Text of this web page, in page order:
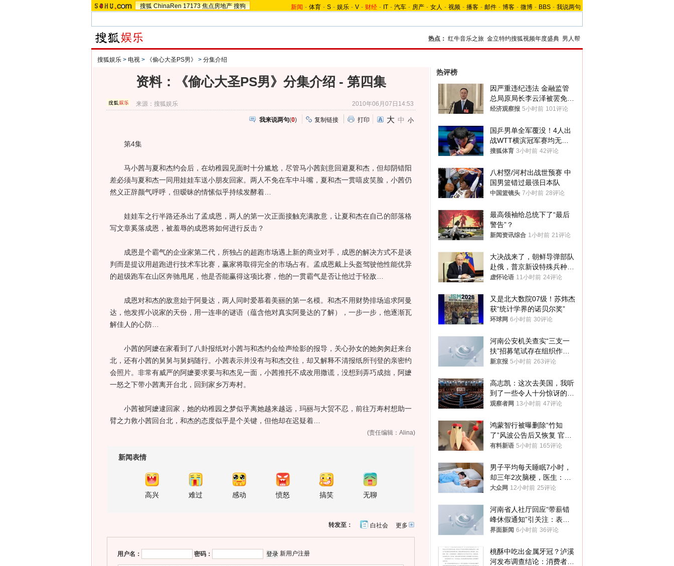
搜狐 ChinaRen 17173 焦点房地产 搜狗 新闻 - 体育 - S - 娱乐 - V - 财经 - IT - 汽车 - 房产 - 女人 - 视频 - 播客 - 邮件 - 博客 - 微博 - BBS - 我说两句
热点： 红牛音乐之旅 金立特约搜狐视频年度盛典 男人帮
搜狐娱乐 > 电视 > 《偷心大圣PS男》 > 分集介绍
资料：《偷心大圣PS男》分集介绍 - 第四集
来源：搜狐娱乐 2010年06月07日14:53
我来说两句(0) 复制链接 打印 大 中 小
第4集
马小茜与夏和杰约会后，在幼稚园见面时十分尴尬，尽管马小茜刻意回避夏和杰，但却阴错阳
差必须与夏和杰一同用娃娃车送小朋友回家。两人不免在车中斗嘴，夏和杰一贯嘻皮笑脸，小茜仍
然义正辞颜气呼呼，但暧昧的情愫似乎持续发酵着…
娃娃车之行半路还杀出了孟成恩，两人的第一次正面接触充满敌意，让夏和杰在自己的部落格
写文章奚落成恩，被羞辱的成恩将如何进行反击？
成恩是个霸气的企业家第二代，所独占的超跑市场遇上新的商业对手，成恩的解决方式不是谈
判而是提议用超跑进行技术车比赛，赢家将取得完全的市场占有。孟成恩戴上头盔驾驶他性能优异
的超级跑车在山区奔驰甩尾，他是否能赢得这项比赛，他的一贯霸气是否让他过于轻敌…
成恩对和杰的敌意始于阿曼达，两人同时爱慕着美丽的第一名模。和杰不用财势排场追求阿曼
达，他发挥小说家的天份，用一连串的谜语（蕴含他对真实阿曼达的了解），一步一步，他逐渐瓦
解佳人的心防…
小茜的阿嬷在家看到了八卦报纸对小茜与和杰约会绘声绘影的报导，关心孙女的她匆匆赶来台
北，还有小茜的舅舅与舅妈随行。小茜表示并没有与和杰交往，却又解释不清报纸所刊登的亲密约
会照片。非常有威严的阿嬷要求要与和杰见一面，小茜推托不成改用撒谎，没想到弄巧成拙，阿嬷
一怒之下带小茜离开台北，回到家乡万寿村。
小茜被阿嬷逮回家，她的幼稚园之梦似乎离她越来越远，玛丽与大贸不忍，前往万寿村想助一
臂之力救小茜回台北，和杰的态度似乎是个关键，但他却在迟疑着…
(责任编辑：Alina)
新闻表情
高兴 难过 感动 愤怒 搞笑 无聊
更多开
转发至： 白社会
用户名： 密码： 新用户注册
热评榜
因严重违纪违法 金融监管
总局原局长李云泽被罢免全
国人大代表
经济观察报 5小时前 101评论
国乒男单全军覆没！4人出
战WTT横滨冠军赛均无缘
八强
搜狐体育 3小时前 42评论
八村塁/河村出战世预赛 中
国男篮错过最强日本队
中国篮镜头 7小时前 28评论
最高领袖给总统下了“最后
警告”？
新闻资讯综合 1小时前 21评论
大决战来了，朝鲜导弹部队
赴俄，普京新设特殊兵种，
76岁老将扛旗
虚怀论语 11小时前 24评论
又是北大数院07级！苏炜杰
获“统计学界的诺贝尔奖”
环球网 6小时前 30评论
河南公安机关查实“三支一
扶”招募笔试存在组织作弊
犯罪行为
新京报 5小时前 263评论
高志凯：这次去美国，我听
到了一些令人十分惊讶的消
息
观察者网 13小时前 47评论
鸿蒙智行被曝删除“竹知
了”风波公告后又恢复 官媒
曾力挺：劝华为要大度的，
有料新语 5小时前 165评论
男子平均每天睡眠7小时，
却三年2次脑梗，医生：这
样睡觉更伤身
大众网 12小时前 25评论
河南省人社厅回应“带薪错
峰休假通知”引关注：表述
不够准确，待修改后印发
界面新闻 6小时前 36评论
桃酥中吃出金属牙冠？泸溪
河发布调查结论：消费者已